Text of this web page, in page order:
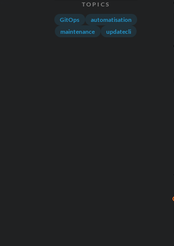
TOPICS
GitOps
automatisation
maintenance
updatecli